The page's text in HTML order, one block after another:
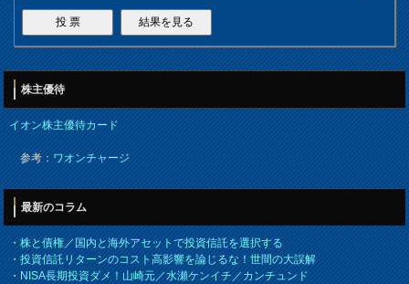
株主優待
イオン株主優待カード
参考：ワオンチャージ
最新のコラム
・株と債権／国内と海外アセットで投資信託を選択する
・投資信託リターンのコスト高影響を論じるな！世間の大誤解
・NISA長期投資ダメ！山崎元／水瀬ケンイチ／カンチュンド